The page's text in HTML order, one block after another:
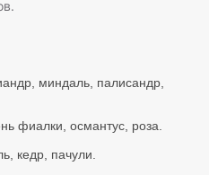
миндаль, палисандр,
фиалки, османтус, роза
кедр, пачули